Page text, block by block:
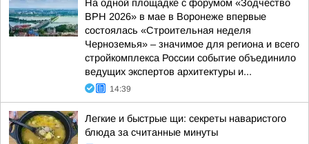
На одной площадке с форумом «Зодчество
ВРН 2026» в мае в Воронеже впервые
состоялась «Строительная неделя
Черноземья» – значимое для региона и всего
стройкомплекса России событие объединило
ведущих экспертов архитектуры и...
14:39
Легкие и быстрые щи: секреты наваристого
блюда за считанные минуты